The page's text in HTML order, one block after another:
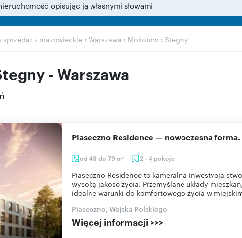
opisując ją własnymi słowami
sprzedaż › mazowieckie › Warszawa › Mokotów › Stegny
- Warszawa
od 43 do 79 m2 2 - 4 pokoje
Piaseczno Residence — nowoczesna
Piaseczno Residence to kameralna inwestycja
wysoką jakość życia. Przemyślane układy
idealne warunki do komfortowego życia w
Piaseczno, Wojska Polskiego
Więcej informacji >>>